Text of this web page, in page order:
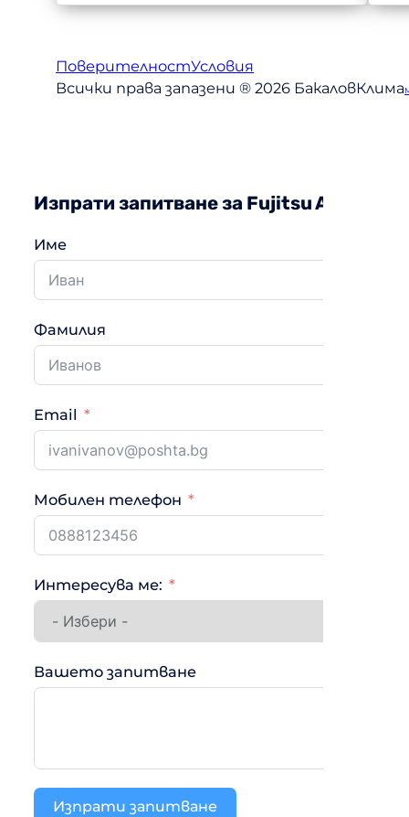
ПоверителностУсловия
Всички права запазени ® 2026 БакаловКлима
Изпрати запитване за Fujitsu
Име
Фамилия
Email
Мобилен телефон
Интересува ме:
Вашето запитване
Изпрати запитване